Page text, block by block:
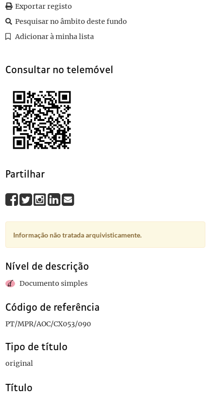
Exportar registo
Pesquisar no âmbito deste fundo
Adicionar à minha lista
Consultar no telemóvel
Partilhar
Informação não tratada arquivisticamente.
Nível de descrição
Documento simples
Código de referência
PT/MPR/AOC/CX053/090
Tipo de título
original
Título